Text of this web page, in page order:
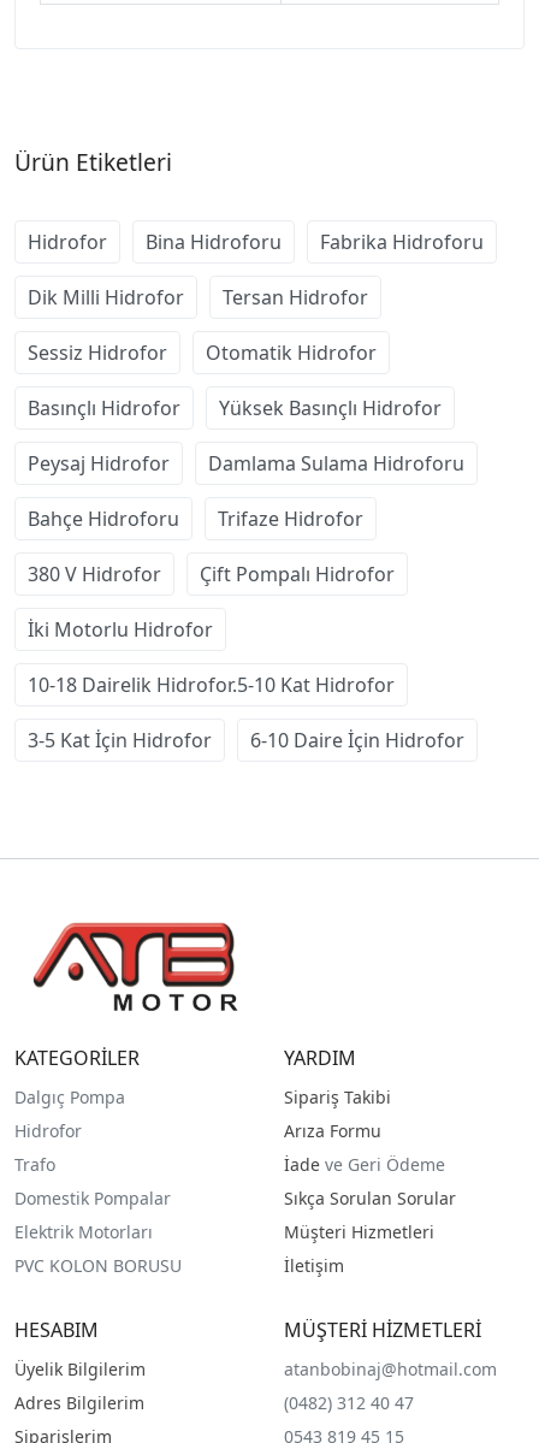
Ürün Etiketleri
Hidrofor Bina Hidroforu Fabrika Hidroforu
Dik Milli Hidrofor Tersan Hidrofor
Sessiz Hidrofor Otomatik Hidrofor
Basınçlı Hidrofor Yüksek Basınçlı Hidrofor
Peysaj Hidrofor Damlama Sulama Hidroforu
Bahçe Hidroforu Trifaze Hidrofor
380 V Hidrofor Çift Pompalı Hidrofor
İki Motorlu Hidrofor
10-18 Dairelik Hidrofor.5-10 Kat Hidrofor
3-5 Kat İçin Hidrofor 6-10 Daire İçin Hidrofor
KATEGORİLER
Dalgıç Pompa
Hidrofor
Trafo
Domestik Pompalar
Elektrik Motorları
PVC KOLON BORUSU
YARDIM
Sipariş Takibi
Arıza Formu
İade ve Geri Ödeme
Sıkça Sorulan Sorular
Müşteri Hizmetleri
İletişim
HESABIM
Üyelik Bilgilerim
Adres Bilgilerim
Siparişlerim
MÜŞTERİ HİZMETLERİ
atanbobinaj@hotmail.com
(0482) 312 40 47
0543 819 45 15